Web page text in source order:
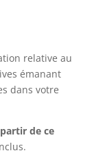
relative au
émanant
dans votre
de ce